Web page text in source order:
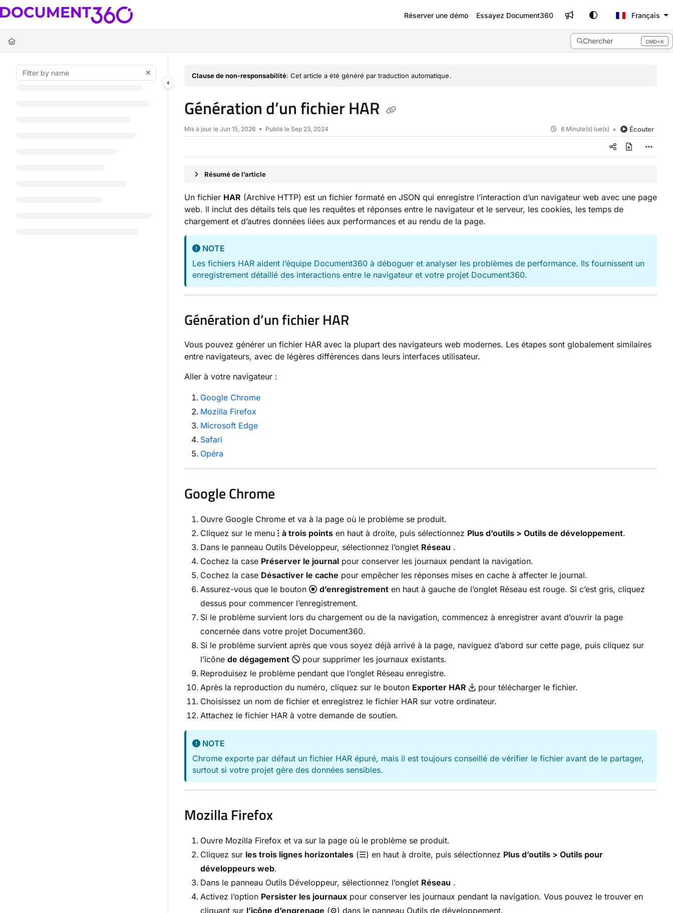
Documentation Index
Fetch the complete documentation index at:
Use this file to discover all available pages before exploring further.
Réserver une démo Essayez Document360 Français
Chercher CMD+K
Press CMD+K to open search
Clause de non-responsabilité: Cet article a été généré par traduction automatique.
Génération d’un fichier HAR
Mis à jour le Jun 15, 2026 Publié le Sep 23, 2024 6 Minute(s) lue(s) Écouter
Résumé de l’article
Un fichier HAR (Archive HTTP) est un fichier formaté en JSON qui enregistre l’interaction d’un navigateur web avec une page
web. Il inclut des détails tels que les requêtes et réponses entre le navigateur et le serveur, les cookies, les temps de
chargement et d’autres données liées aux performances et au rendu de la page.
NOTE
Les fichiers HAR aident l’équipe Document360 à déboguer et analyser les problèmes de performance. Ils fournissent un
enregistrement détaillé des interactions entre le navigateur et votre projet Document360.
Génération d’un fichier HAR
Vous pouvez générer un fichier HAR avec la plupart des navigateurs web modernes. Les étapes sont globalement similaires
entre navigateurs, avec de légères différences dans leurs interfaces utilisateur.
Aller à votre navigateur :
Google Chrome
Mozilla Firefox
Microsoft Edge
Safari
Opéra
Google Chrome
Ouvre Google Chrome et va à la page où le problème se produit.
Cliquez sur le menu
à trois points en haut à droite, puis sélectionnez Plus d’outils > Outils de développement.
Dans le panneau Outils Développeur, sélectionnez l’onglet Réseau .
Cochez la case Préserver le journal pour conserver les journaux pendant la navigation.
Cochez la case Désactiver le cache pour empêcher les réponses mises en cache à affecter le journal.
Assurez-vous que le bouton
d’enregistrement en haut à gauche de l’onglet Réseau est rouge. Si c’est gris, cliquez
dessus pour commencer l’enregistrement.
Si le problème survient lors du chargement ou de la navigation, commencez à enregistrer avant d’ouvrir la page
concernée dans votre projet Document360.
Si le problème survient après que vous soyez déjà arrivé à la page, naviguez d’abord sur cette page, puis cliquez sur
l’icône de dégagement
pour supprimer les journaux existants.
Reproduisez le problème pendant que l’onglet Réseau enregistre.
Après la reproduction du numéro, cliquez sur le bouton Exporter HAR
pour télécharger le fichier.
Choisissez un nom de fichier et enregistrez le fichier HAR sur votre ordinateur.
Attachez le fichier HAR à votre demande de soutien.
NOTE
Chrome exporte par défaut un fichier HAR épuré, mais il est toujours conseillé de vérifier le fichier avant de le partager,
surtout si votre projet gère des données sensibles.
Mozilla Firefox
Ouvre Mozilla Firefox et va sur la page où le problème se produit.
Cliquez sur les trois lignes horizontales (☰) en haut à droite, puis sélectionnez Plus d’outils > Outils pour
développeurs web.
Dans le panneau Outils Développeur, sélectionnez l’onglet Réseau .
Activez l’option Persister les journaux pour conserver les journaux pendant la navigation. Vous pouvez le trouver en
cliquant sur l’icône d’engrenage (⚙️) dans le panneau Outils de développement.